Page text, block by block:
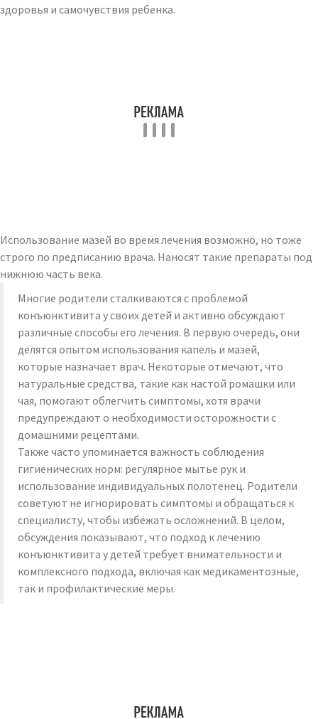
здоровья и самочувствия ребенка.
Использование мазей во время лечения возможно, но тоже
строго по предписанию врача. Наносят такие препараты под
нижнюю часть века.
Многие родители сталкиваются с проблемой
конъюнктивита у своих детей и активно обсуждают
различные способы его лечения. В первую очередь, они
делятся опытом использования капель и мазей,
которые назначает врач. Некоторые отмечают, что
натуральные средства, такие как настой ромашки или
чая, помогают облегчить симптомы, хотя врачи
предупреждают о необходимости осторожности с
домашними рецептами.
Также часто упоминается важность соблюдения
гигиенических норм: регулярное мытье рук и
использование индивидуальных полотенец. Родители
советуют не игнорировать симптомы и обращаться к
специалисту, чтобы избежать осложнений. В целом,
обсуждения показывают, что подход к лечению
конъюнктивита у детей требует внимательности и
комплексного подхода, включая как медикаментозные,
так и профилактические меры.